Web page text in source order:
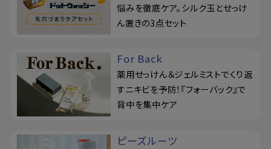
悩みを徹底ケア。シルク玉とせっけ
ん置きの3点セット
For Back
薬用せっけん＆ジェルミストでくり返
すニキビを予防！『フォーバック』で
背中を集中ケア
ピーズルーツ